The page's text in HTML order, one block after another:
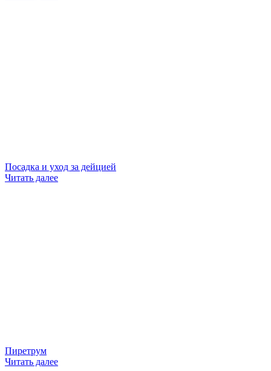
Посадка и уход за дейцией
Читать далее
Пиретрум
Читать далее